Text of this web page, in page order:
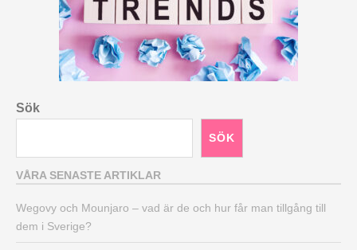
Sök
SÖK
VÅRA SENASTE ARTIKLAR
Wegovy och Mounjaro – vad är de och hur får man tillgång till
dem i Sverige?